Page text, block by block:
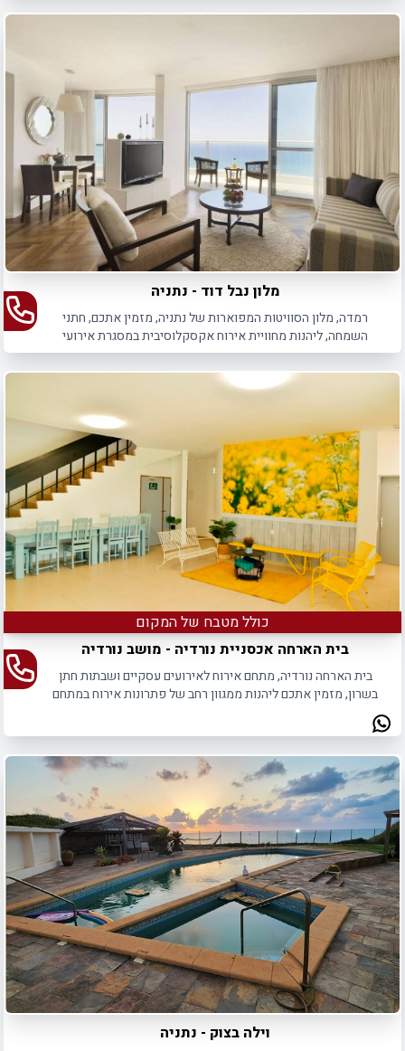
מלון נבל דוד - נתניה
רמדה, מלון הסוויטות המפוארות של נתניה, מזמין אתכם, חתני
השמחה, ליהנות מחוויית אירוח אקסקלוסיבית במסגרת אירועי
שבת חתן לבר מצווה ולחתונה.
כולל מטבח של המקום
בית הארחה אכסניית נורדיה - מושב נורדיה
בית הארחה נורדיה, מתחם אירוח לאירועים עסקיים ושבתות חתן
בשרון, מזמין אתכם ליהנות ממגוון רחב של פתרונות אירוח במתחם
וילה בצוק - נתניה